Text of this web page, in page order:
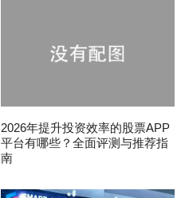
2026年提升投资效率的股票APP
平台有哪些？全面评测与推荐指
南